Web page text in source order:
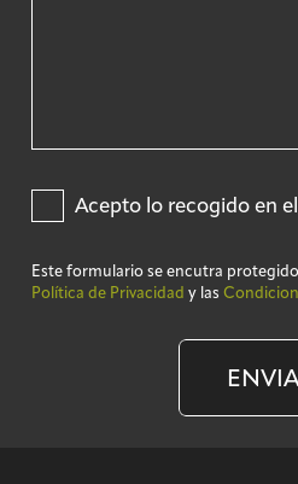
Acepto lo recogido en el
Este formulario se encutra
Política de Privacidad y las